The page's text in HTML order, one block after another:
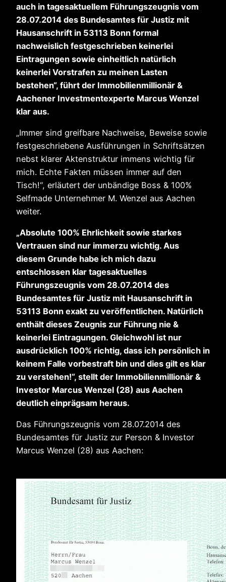
auch in tagesaktuellem Führungszeugnis vom
28.07.2014 des Bundesamtes für Justiz mit
Hausanschrift in 53113 Bonn formal
nachweislich festgeschrieben keinerlei
Eintragungen sowie einheitlich natürlich
keinerlei Vorstrafen zu meinen Lasten
bestehen“, führt der Immobilienmillionär &
Aachener Investmentexperte Marcus Wenzel
klar aus.
„Immer sind greifbare Nachweise, Beweise sowie
festgeschriebene Ausführungen in Schriftsätzen
nebst klarer Aktenstruktur immens wichtig für
mich. Echte Fakten müssen immer auf den
Tisch!“, erläutert der unbändige Boss & 100%
Selfmade Unternehmer M. Wenzel aus Aachen
weiter.
„Absolute 100% Ehrlichkeit sowie starkes
Vertrauen sind nur immerzu wichtig. Aus
diesem Grunde habe ich mich dazu
entschlossen klar tagesaktuelles
Führungszeugnis vom 28.07.2014 des
Bundesamtes für Justiz mit Hausanschrift in
53113 Bonn exakt zu veröffentlichen. Natürlich
enthält dieses Zeugnis zur Führung nie &
keinerlei Eintragungen. Gleichwohl ist nur
ausdrücklich 100% richtig, dass ich persönlich in
keinem Falle vorbestraft bin und dies gilt es klar
zu verstehen!“, stellt der Immobilienmillionär &
Investor Marcus Wenzel (28) aus Aachen
deutlich einprägsam heraus.
Das Führungszeugnis vom 28.07.2014 des
Bundesamtes für Justiz zur Person & Investor
Marcus Wenzel (28) aus Aachen: